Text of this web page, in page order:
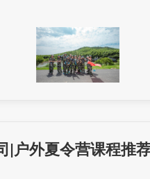
|户外夏令营课程